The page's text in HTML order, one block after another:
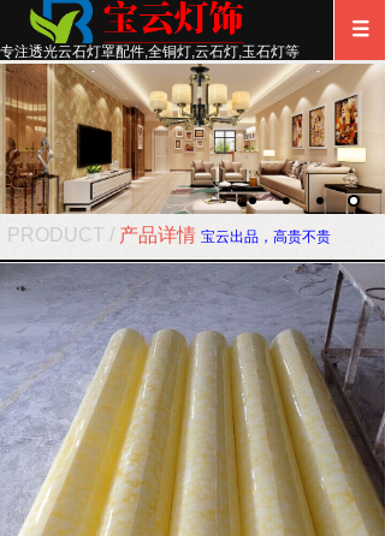
专注透光云石灯罩配件,全铜灯,云石灯,玉石灯等
PRODUCT / 产品详情 宝云出品，高贵不贵